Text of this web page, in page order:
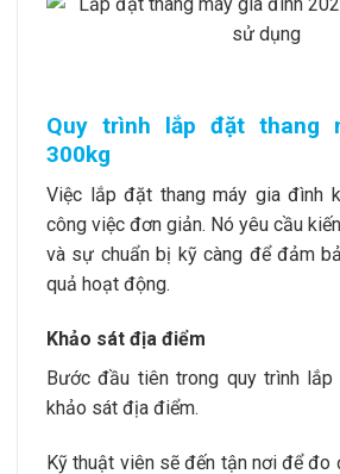
Quy trình lắp đặt thang
300kg
Việc lắp đặt thang máy gia đình
công việc đơn giản. Nó yêu cầu
và sự chuẩn bị kỹ càng để đảm
quả hoạt động.
Khảo sát địa điểm
Bước đầu tiên trong quy trình
khảo sát địa điểm.
Kỹ thuật viên sẽ đến tận nơi để đo